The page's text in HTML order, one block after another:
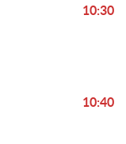
10:30
10:40